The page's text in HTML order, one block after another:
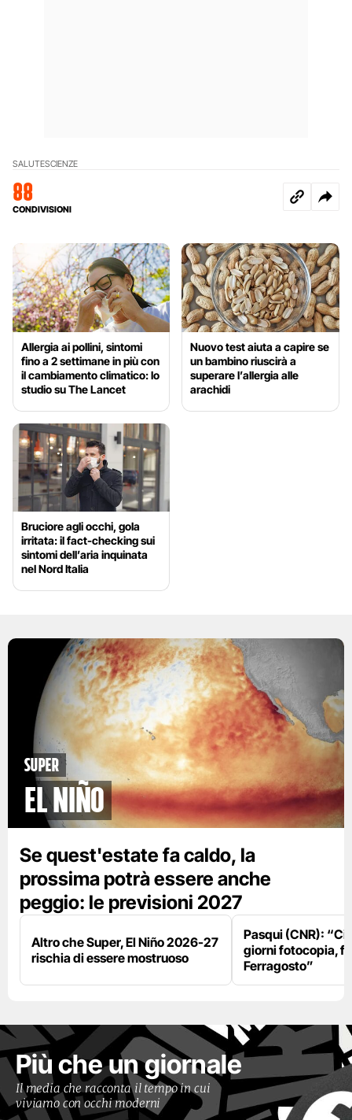
SALUTESCIENZE
88
CONDIVISIONI
Allergia ai pollini, sintomi
fino a 2 settimane in più con
il cambiamento climatico: lo
studio su The Lancet
Nuovo test aiuta a capire se
un bambino riuscirà a
superare l’allergia alle
arachidi
Bruciore agli occhi, gola
irritata: il fact-checking sui
sintomi dell’aria inquinata
nel Nord Italia
Super
El Niño
Se quest'estate fa caldo, la
prossima potrà essere anche
peggio: le previsioni 2027
Altro che Super, El Niño 2026-27
rischia di essere mostruoso
Pasqui (CNR):
giorni fotocopia,
Ferragosto”
Più che un giornale
Il media che racconta il tempo in cui
viviamo con occhi moderni